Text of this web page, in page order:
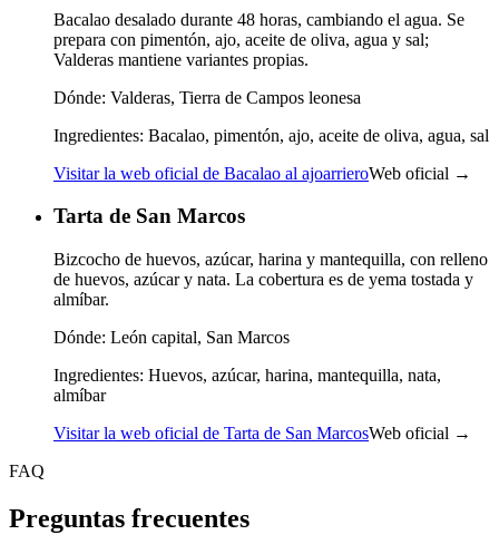
Bacalao desalado durante 48 horas, cambiando el agua. Se
prepara con pimentón, ajo, aceite de oliva, agua y sal;
Valderas mantiene variantes propias.
Dónde: Valderas, Tierra de Campos leonesa
Ingredientes: Bacalao, pimentón, ajo, aceite de oliva, agua, sal
Visitar la web oficial de Bacalao al ajoarrieroWeb oficial →
Tarta de San Marcos
Bizcocho de huevos, azúcar, harina y mantequilla, con relleno
de huevos, azúcar y nata. La cobertura es de yema tostada y
almíbar.
Dónde: León capital, San Marcos
Ingredientes: Huevos, azúcar, harina, mantequilla, nata,
almíbar
Visitar la web oficial de Tarta de San MarcosWeb oficial →
FAQ
Preguntas frecuentes